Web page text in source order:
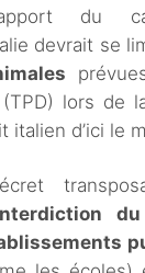
du
devrait se
lors de
italien d’ici le